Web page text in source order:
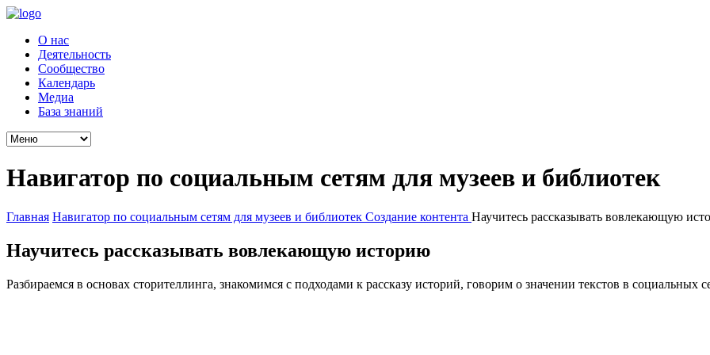
О нас
Деятельность
Сообщество
Календарь
Медиа
База знаний
Навигатор по социальным сетям для музеев и библиотек
Главная Навигатор по социальным сетям для музеев и библиотек Создание контента Научитесь рассказывать вовлекающую
Научитесь рассказывать вовлекающую историю
Разбираемся в основах сторителлинга, знакомимся с подходами к рассказу историй, говорим о значении текстов в социальных